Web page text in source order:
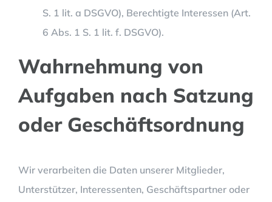
S. 1 lit. a DSGVO), Berechtigte Interessen (Art.
6 Abs. 1 S. 1 lit. f. DSGVO).
Wahrnehmung von
Aufgaben nach Satzung
oder Geschäftsordnung
Wir verarbeiten die Daten unserer Mitglieder,
Unterstützer, Interessenten, Geschäftspartner oder